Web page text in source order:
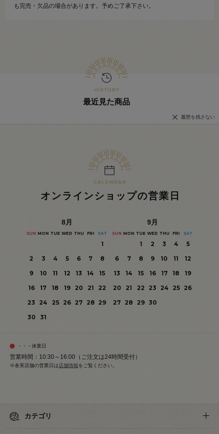
も完売・欠品の場合があります。予めご了承下さい。
最近見た商品
履歴を残さない
オンラインショップの営業日
8月
SUN MON TUE WED THU FRI SAT
1
2
3 4 5 6 7
8
9
10 11 12 13 14
15
16
17 18 19 20 21
22
23
24 25 26 27 28 29
30
31
9月
SUN MON TUE WED THU FRI SAT
1 2 3 4
5
6
7 8 9 10 11
12
13
14 15 16 17 18
19
20
21 22 23 24 25
26
27 28 29 30
・・・休業日
営業時間：10:30～16:00（ご注文は24時間受付）
※各実店舗の営業日は 店舗情報をご覧ください。
カテゴリ